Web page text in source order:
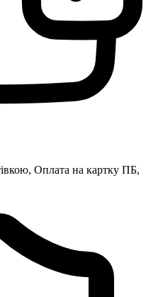
Оплата на картку ПБ,